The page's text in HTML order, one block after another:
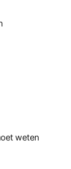
weten